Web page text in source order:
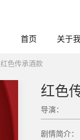
首页 关于我
红色传承酒款
红色
导演：
剧情简介：